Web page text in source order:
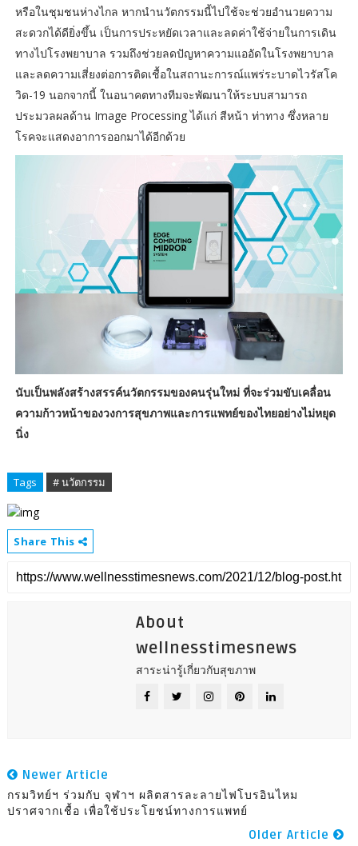
หรือในชุมชนห่างไกล หากนำนวัตกรรมนี้ไปใช้จะช่วยอำนวยความ
สะดวกได้ดียิ่งขึ้น เป็นการประหยัดเวลาและลดค่าใช้จ่ายในการเดิน
ทางไปโรงพยาบาล รวมถึงช่วยลดปัญหาความแออัดในโรงพยาบาล
และลดความเสี่ยงต่อการติดเชื้อในสถานะการณ์แพร่ระบาดไวรัสโค
วิด-19 นอกจากนี้ ในอนาคตทางทีมจะพัฒนาให้ระบบสามารถ
ประมวลผลด้าน Image Processing ได้แก่ สีหน้า ท่าทาง ซึ่งหลาย
โรคจะแสดงอาการออกมาได้อีกด้วย
นับเป็นพลังสร้างสรรค์นวัตกรรมของคนรุ่นใหม่ ที่จะร่วมขับเคลื่อน
ความก้าวหน้าของวงการสุขภาพและการแพทย์ของไทยอย่างไม่หยุด
นิ่ง
Tags # นวัตกรรม
Share This
About
wellnesstimesnews
สาระน่ารู้เกี่ยวกับสุขภาพ
Newer Article
กรมวิทย์ฯ ร่วมกับ จุฬาฯ ผลิตสารละลายไฟโบรอินไหม
ปราศจากเชื้อ เพื่อใช้ประโยชน์ทางการแพทย์
Older Article